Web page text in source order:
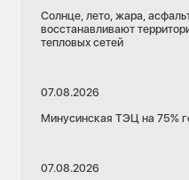
Солнце, лето, жара,
восстанавливают
тепловых сетей
07.08.2026
Минусинская ТЭЦ на 75%
07.08.2026